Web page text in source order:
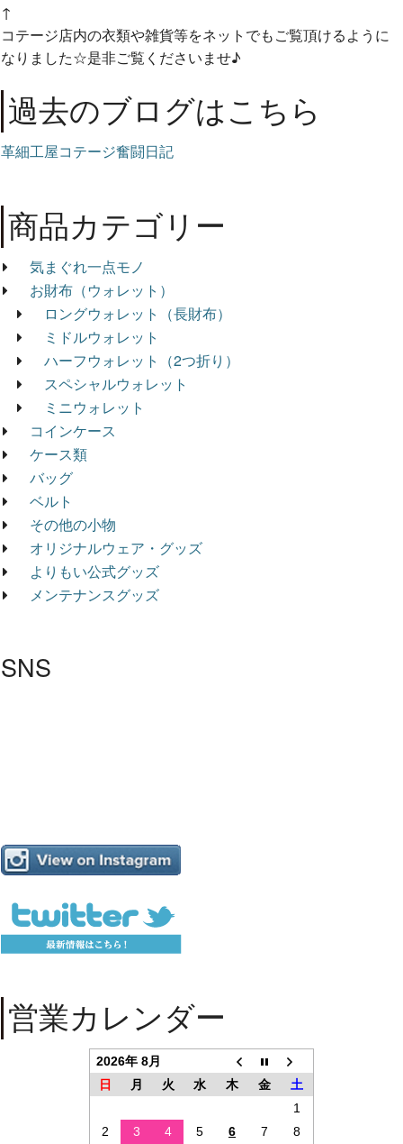
↑
コテージ店内の衣類や雑貨等をネットでもご覧頂けるように
なりました☆是非ご覧くださいませ♪
過去のブログはこちら
革細工屋コテージ奮闘日記
商品カテゴリー
気まぐれ一点モノ
お財布（ウォレット）
ロングウォレット（長財布）
ミドルウォレット
ハーフウォレット（2つ折り）
スペシャルウォレット
ミニウォレット
コインケース
ケース類
バッグ
ベルト
その他の小物
オリジナルウェア・グッズ
よりもい公式グッズ
メンテナンスグッズ
SNS
営業カレンダー
2026年 8月
日
月 火 水 木 金
土
1
2
3 4 5 6 7 8